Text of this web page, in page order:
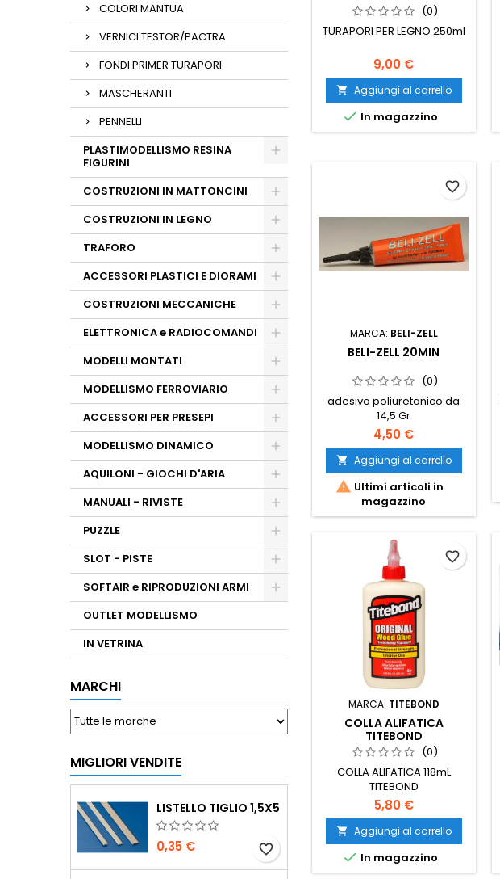
COLORI MANTUA
VERNICI TESTOR/PACTRA
FONDI PRIMER TURAPORI
MASCHERANTI
PENNELLI
PLASTIMODELLISMO RESINA
FIGURINI
COSTRUZIONI IN MATTONCINI
COSTRUZIONI IN LEGNO
TRAFORO
ACCESSORI PLASTICI E DIORAMI
COSTRUZIONI MECCANICHE
ELETTRONICA e RADIOCOMANDI
MODELLI MONTATI
MODELLISMO FERROVIARIO
ACCESSORI PER PRESEPI
MODELLISMO DINAMICO
AQUILONI - GIOCHI D'ARIA
MANUALI - RIVISTE
PUZZLE
SLOT - PISTE
SOFTAIR e RIPRODUZIONI ARMI
OUTLET MODELLISMO
IN VETRINA
MARCHI
MIGLIORI VENDITE
LISTELLO TIGLIO 1,5X5
0,35 € favorite_border
(0)
TURAPORI PER LEGNO 250ml
9,00 €
 Aggiungi al carrello
 In magazzino
MARCA: BELI-ZELL
BELI-ZELL 20MIN
(0)
adesivo poliuretanico da
14,5 Gr
4,50 €
 Aggiungi al carrello
 Ultimi articoli in
magazzino
favorite_border
MARCA: TITEBOND
COLLA ALIFATICA
TITEBOND
(0)
COLLA ALIFATICA 118mL
TITEBOND
5,80 €
 Aggiungi al carrello
 In magazzino
favorite_border